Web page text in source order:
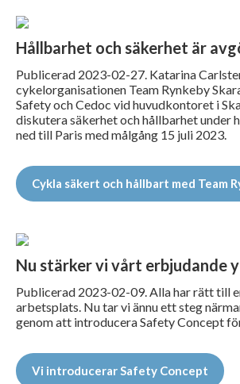
Hållbarhet och säkerhet är
Publicerad 2023-02-27. Katarina
cykelorganisationen Team Rynkeby
Safety och Cedoc vid huvudkontoret i
diskutera säkerhet och hållbarhet under
ned till Paris med målgång 15 juli 2023.
Cykla säkert och hållbart med Team
Nu stärker vi vårt erbjudande
Publicerad 2023-02-09. Alla har rätt till
arbetsplats. Nu tar vi ännu ett steg
genom att introducera Safety Concept
Vi introducerar Safety Concept